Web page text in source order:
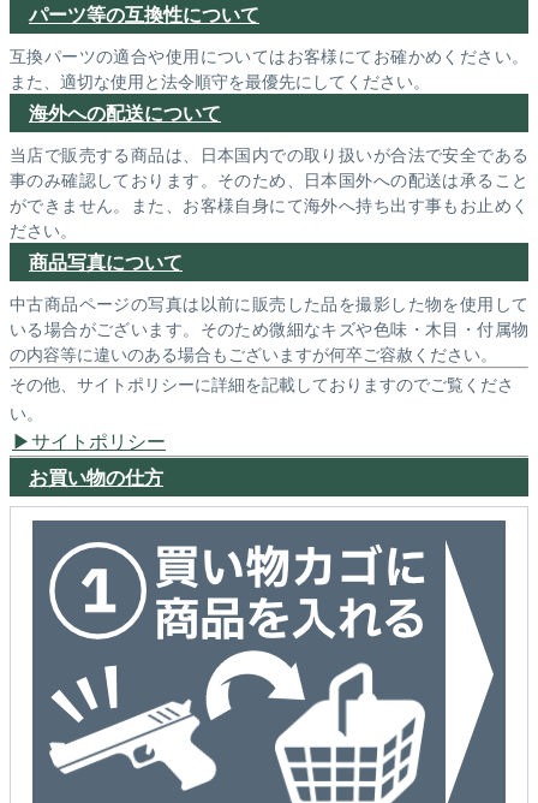
パーツ等の互換性について
互換パーツの適合や使用についてはお客様にてお確かめください。
また、適切な使用と法令順守を最優先にしてください。
海外への配送について
当店で販売する商品は、日本国内での取り扱いが合法で安全である
事のみ確認しております。そのため、日本国外への配送は承ること
ができません。また、お客様自身にて海外へ持ち出す事もお止めく
ださい。
商品写真について
中古商品ページの写真は以前に販売した品を撮影した物を使用して
いる場合がございます。そのため微細なキズや色味・木目・付属物
の内容等に違いのある場合もございますが何卒ご容赦ください。
その他、サイトポリシーに詳細を記載しておりますのでご覧くださ
い。
サイトポリシー
お買い物の仕方